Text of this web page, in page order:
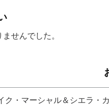
せんでした。
ク・マーシャル＆シエラ・